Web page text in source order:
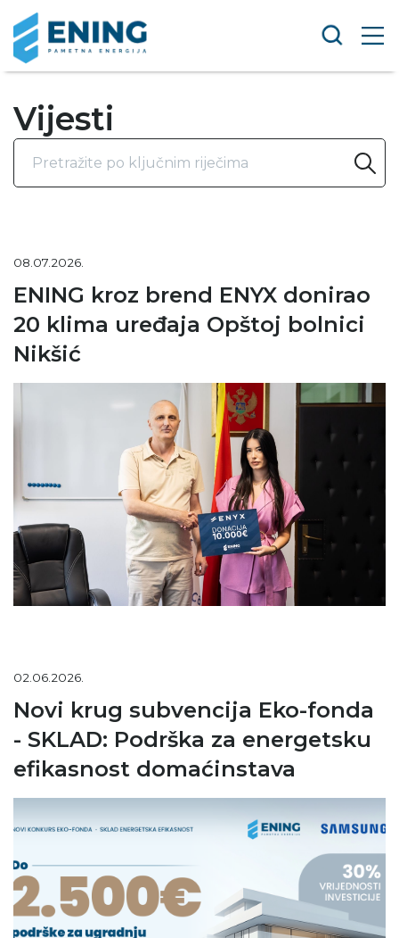
Vijesti
08.07.2026.
ENING kroz brend ENYX donirao
20 klima uređaja Opštoj bolnici
Nikšić
02.06.2026.
Novi krug subvencija Eko-fonda
- SKLAD: Podrška za energetsku
efikasnost domaćinstava